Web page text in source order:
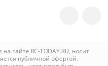
сайте RC-TODAY.RU, носит
публичной офертой.